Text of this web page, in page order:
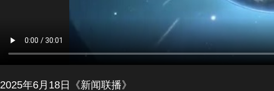
2025年6月18日《新闻联播》